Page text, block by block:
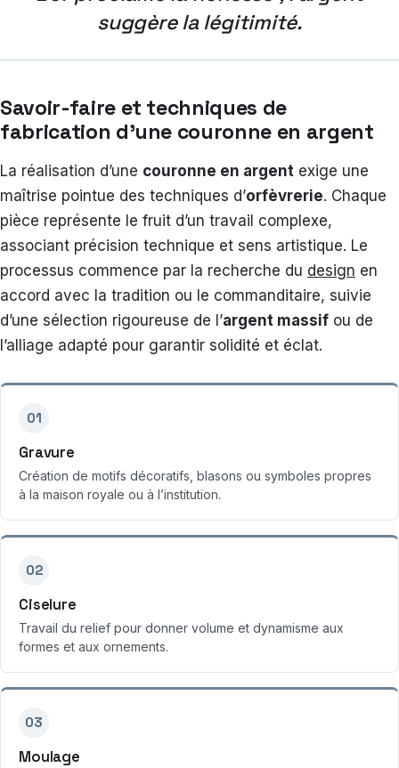
suggère la légitimité.
Savoir-faire et techniques de
fabrication d’une couronne en argent
La réalisation d’une couronne en argent exige une
maîtrise pointue des techniques d’orfèvrerie. Chaque
pièce représente le fruit d’un travail complexe,
associant précision technique et sens artistique. Le
processus commence par la recherche du design en
accord avec la tradition ou le commanditaire, suivie
d’une sélection rigoureuse de l’argent massif ou de
l’alliage adapté pour garantir solidité et éclat.
01
Gravure
Création de motifs décoratifs, blasons ou symboles propres
à la maison royale ou à l’institution.
02
Ciselure
Travail du relief pour donner volume et dynamisme aux
formes et aux ornements.
03
Moulage